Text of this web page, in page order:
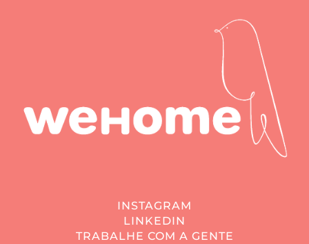
INSTAGRAM
LINKEDIN
TRABALHE COM A GENTE